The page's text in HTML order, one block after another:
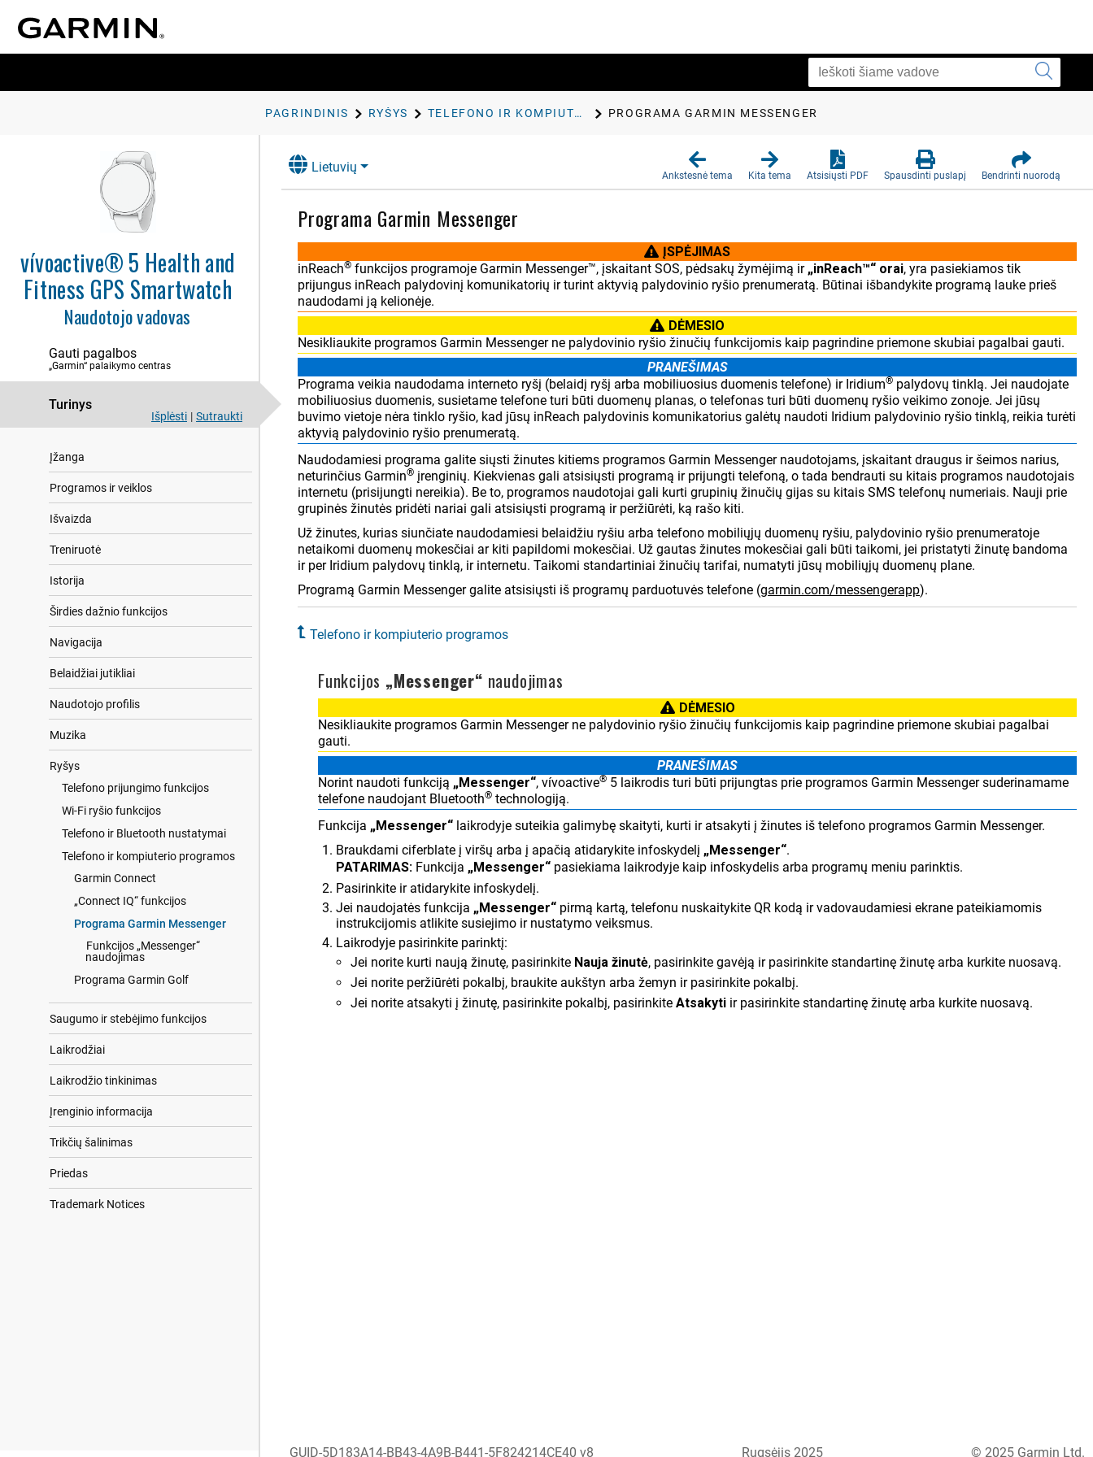
PAGRINDINIS RYŠYS TELEFONO IR KOMPIUTERIO PROGRAMOS PROGRAMA GARMIN MESSENGER
vívoactive® 5 Health and
Fitness GPS Smartwatch
Naudotojo vadovas
Gauti pagalbos
„Garmin“ palaikymo centras
Turinys
Išplėsti | Sutraukti
Įžanga
Programos ir veiklos
Išvaizda
Treniruotė
Istorija
Širdies dažnio funkcijos
Navigacija
Belaidžiai jutikliai
Naudotojo profilis
Muzika
Ryšys
Telefono prijungimo funkcijos
Wi‑Fi ryšio funkcijos
Telefono ir Bluetooth nustatymai
Telefono ir kompiuterio programos
Garmin Connect
„Connect IQ“ funkcijos
Programa Garmin Messenger
Funkcijos „Messenger“
naudojimas
Programa Garmin Golf
Saugumo ir stebėjimo funkcijos
Laikrodžiai
Laikrodžio tinkinimas
Įrenginio informacija
Trikčių šalinimas
Priedas
Trademark Notices
Lietuvių
Ankstesnė tema Kita tema Atsisiųsti PDF Spausdinti puslapį Bendrinti nuorodą
Programa Garmin Messenger
ĮSPĖJIMAS
inReach® funkcijos programoje Garmin Messenger™, įskaitant SOS, pėdsakų žymėjimą ir „inReach™“ orai, yra pasiekiamos tik
prijungus inReach palydovinį komunikatorių ir turint aktyvią palydovinio ryšio prenumeratą. Būtinai išbandykite programą lauke prieš
naudodami ją kelionėje.
DĖMESIO
Nesikliaukite programos Garmin Messenger ne palydovinio ryšio žinučių funkcijomis kaip pagrindine priemone skubiai pagalbai gauti.
PRANEŠIMAS
Programa veikia naudodama interneto ryšį (belaidį ryšį arba mobiliuosius duomenis telefone) ir Iridium® palydovų tinklą. Jei naudojate
mobiliuosius duomenis, susietame telefone turi būti duomenų planas, o telefonas turi būti duomenų ryšio veikimo zonoje. Jei jūsų
buvimo vietoje nėra tinklo ryšio, kad jūsų inReach palydovinis komunikatorius galėtų naudoti Iridium palydovinio ryšio tinklą, reikia turėti
aktyvią palydovinio ryšio prenumeratą.
Naudodamiesi programa galite siųsti žinutes kitiems programos Garmin Messenger naudotojams, įskaitant draugus ir šeimos narius,
neturinčius Garmin® įrenginių. Kiekvienas gali atsisiųsti programą ir prijungti telefoną, o tada bendrauti su kitais programos naudotojais
internetu (prisijungti nereikia). Be to, programos naudotojai gali kurti grupinių žinučių gijas su kitais SMS telefonų numeriais. Nauji prie
grupinės žinutės pridėti nariai gali atsisiųsti programą ir peržiūrėti, ką rašo kiti.
Už žinutes, kurias siunčiate naudodamiesi belaidžiu ryšiu arba telefono mobiliųjų duomenų ryšiu, palydovinio ryšio prenumeratoje
netaikomi duomenų mokesčiai ar kiti papildomi mokesčiai. Už gautas žinutes mokesčiai gali būti taikomi, jei pristatyti žinutę bandoma
ir per Iridium palydovų tinklą, ir internetu. Taikomi standartiniai žinučių tarifai, numatyti jūsų mobiliųjų duomenų plane.
Programą Garmin Messenger galite atsisiųsti iš programų parduotuvės telefone (garmin.com/messengerapp).
Telefono ir kompiuterio programos
Funkcijos „Messenger“ naudojimas
DĖMESIO
Nesikliaukite programos Garmin Messenger ne palydovinio ryšio žinučių funkcijomis kaip pagrindine priemone skubiai pagalbai
gauti.
PRANEŠIMAS
Norint naudoti funkciją „Messenger“, vívoactive® 5 laikrodis turi būti prijungtas prie programos Garmin Messenger suderinamame
telefone naudojant Bluetooth® technologiją.
Funkcija „Messenger“ laikrodyje suteikia galimybę skaityti, kurti ir atsakyti į žinutes iš telefono programos Garmin Messenger.
Braukdami ciferblate į viršų arba į apačią atidarykite infoskydelį „Messenger“.
PATARIMAS: Funkcija „Messenger“ pasiekiama laikrodyje kaip infoskydelis arba programų meniu parinktis.
Pasirinkite ir atidarykite infoskydelį.
Jei naudojatės funkcija „Messenger“ pirmą kartą, telefonu nuskaitykite QR kodą ir vadovaudamiesi ekrane pateikiamomis
instrukcijomis atlikite susiejimo ir nustatymo veiksmus.
Laikrodyje pasirinkite parinktį:
Jei norite kurti naują žinutę, pasirinkite Nauja žinutė, pasirinkite gavėją ir pasirinkite standartinę žinutę arba kurkite nuosavą.
Jei norite peržiūrėti pokalbį, braukite aukštyn arba žemyn ir pasirinkite pokalbį.
Jei norite atsakyti į žinutę, pasirinkite pokalbį, pasirinkite Atsakyti ir pasirinkite standartinę žinutę arba kurkite nuosavą.
GUID-5D183A14-BB43-4A9B-B441-5F824214CE40 v8 Rugsėjis 2025 © 2025 Garmin Ltd.